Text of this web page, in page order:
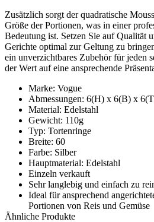
Zusätzlich sorgt der quadratische
Größe der Portionen, was in einer
Bedeutung ist. Setzen Sie auf Qualität
Gerichte optimal zur Geltung zu
ein unverzichtbares Zubehör für jeden
der Wert auf eine ansprechende
Marke: Vogue
Abmessungen: 6(H) x 6(B) x
Material: Edelstahl
Gewicht: 110g
Typ: Tortenringe
Breite: 60
Farbe: Silber
Hauptmaterial: Edelstahl
Einzeln verkauft
Sehr langlebig und einfach zu
Ideal für ansprechend
Portionen von Reis und Gemüse
Ähnliche Produkte